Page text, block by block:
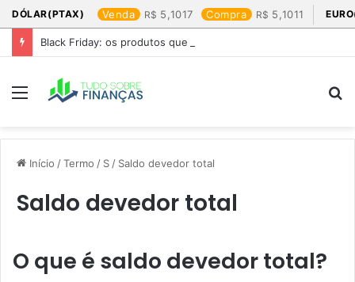
DÓLAR(PTAX) Venda 5,1017 Compra 5,1011
Black Friday: os produtos que mais valem a pena
Menu
Início /Termo / S / Saldo devedor total
Saldo devedor total
O que é saldo devedor total?